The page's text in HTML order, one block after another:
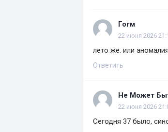
Гогм
22 июня 2026
лето же. или
Ответить
Не Может
22 июня 2026
Сегодня 37 было,